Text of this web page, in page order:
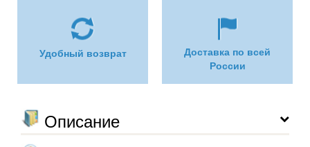
Удобный возврат
Доставка по всей
России
Описание